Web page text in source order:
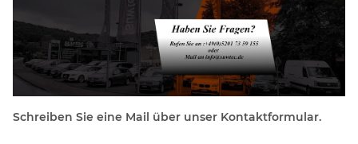
Schreiben Sie eine Mail über unser Kontaktformular.